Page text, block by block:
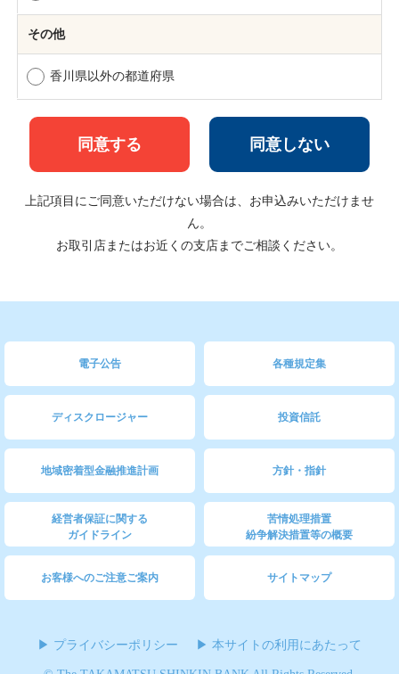
その他
香川県以外の都道府県
同意しない
上記項目にご同意いただけない場合は、お申込みいただけませ
ん。
お取引店またはお近くの支店までご相談ください。
電子公告 各種規定集
ディスクロージャー 投資信託
地域密着型金融推進計画 方針・指針
経営者保証に関する
ガイドライン
苦情処理措置
紛争解決措置等の概要
お客様へのご注意ご案内 サイトマップ
プライバシーポリシー 本サイトの利用にあたって